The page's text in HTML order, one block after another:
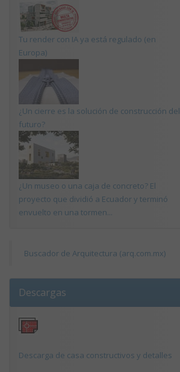
Tu render con IA ya está regulado (en
Europa)
¿Un cierre es la solución de construcción del
futuro?
¿Un museo o una caja de concreto? El
proyecto que dividió a Ecuador y terminó
envuelto en una tormen...
Buscador de Arquitectura (arq.com.mx)
Descargas
Descarga de casa constructivos y detalles